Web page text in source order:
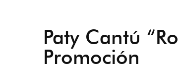
Paty Cantú
Promoción